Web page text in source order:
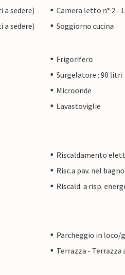
a sedere)
Camera letto n° 2 -
a sedere)
Soggiorno cucina
Frigorifero
Surgelatore : 90 litri
Microonde
Lavastoviglie
Riscaldamento
Risc.a pav. nel bagno
Riscald. a risp.
Parcheggio in loco/
Terrazza - Terrazza